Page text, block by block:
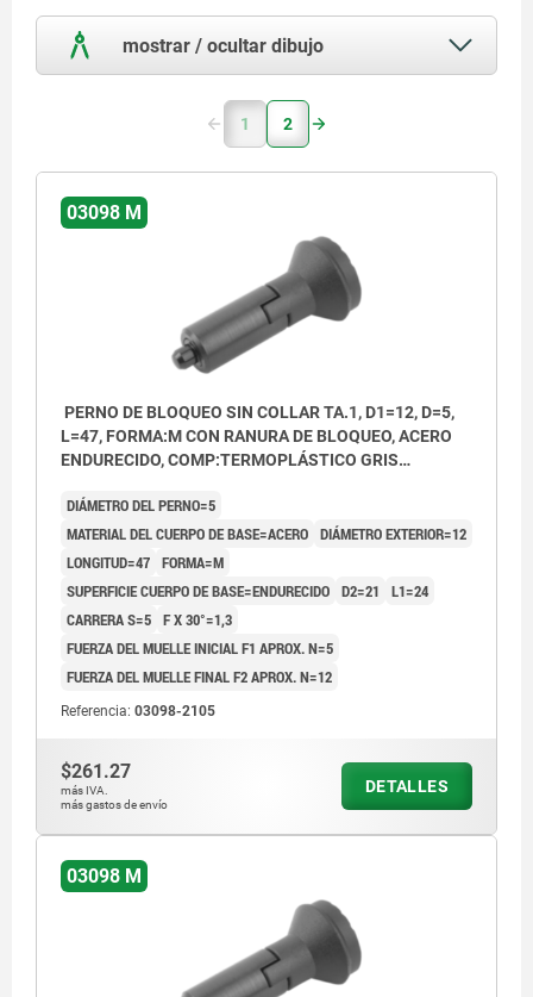
mostrar / ocultar dibujo
1 2
03098 M
PERNO DE BLOQUEO SIN COLLAR TA.1, D1=12, D=5,
L=47, FORMA:M CON RANURA DE BLOQUEO, ACERO
ENDURECIDO, COMP:TERMOPLÁSTICO GRIS
DIÁMETRO DEL PERNO=5
MATERIAL DEL CUERPO DE BASE=ACERO DIÁMETRO EXTERIOR=12
LONGITUD=47 FORMA=M
SUPERFICIE CUERPO DE BASE=ENDURECIDO D2=21
L1=24
CARRERA S=5 F X 30°=1,3
FUERZA DEL MUELLE INICIAL F1 APROX. N=5
FUERZA DEL MUELLE FINAL F2 APROX. N=12
Referencia: 03098-2105
$261.27
más IVA.
más gastos de envío
DETALLES
03098 M